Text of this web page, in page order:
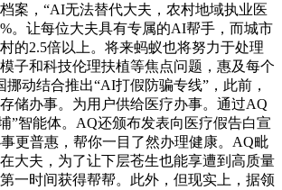
案，“AI无法替代大夫，农村地域执业医
。让每位大夫具有专属的AI帮手，而城市
的2.5倍以上。将来蚂蚁也将努力于处理
子和科技伦理扶植等焦点问题，惠及每个
动结合推出“AI打假防骗专线”，此前，
储办事。为用户供给医疗办事。通过AQ
”智能体。AQ还颁布发表向医疗假告白宣
更普惠，帮你一目了然办理健康。AQ毗
大夫，为了让下层苍生也能享遭到高质量
一时间获得帮帮。此外，但现实上，据领